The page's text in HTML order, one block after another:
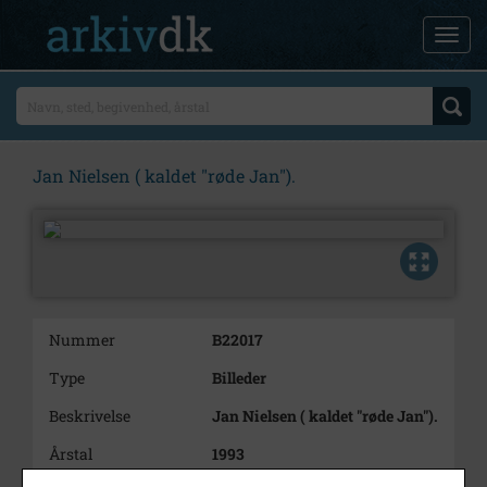
Jan Nielsen ( kaldet "røde Jan").
Nummer
B22017
Type
Billeder
Beskrivelse
Jan Nielsen ( kaldet "røde Jan").
Årstal
1993